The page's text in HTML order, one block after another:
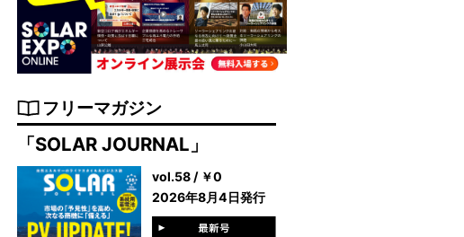
フリーマガジン
「SOLAR JOURNAL」
vol.58 / ￥0
2026年8月4日発行